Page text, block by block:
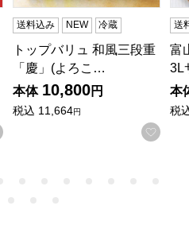
お気に入りに登録する
送料込み NEW 冷蔵
トップバリュ 和風三段重
「慶」(よろこ…
本体 10,800円
税込 11,664円
お気
送
富
3L
本
税